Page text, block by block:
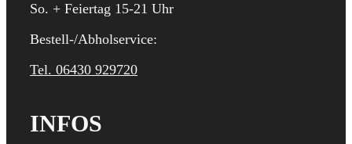
So. + Feiertag 15-21 Uhr
Bestell-/Abholservice:
Tel. 06430 929720
INFOS